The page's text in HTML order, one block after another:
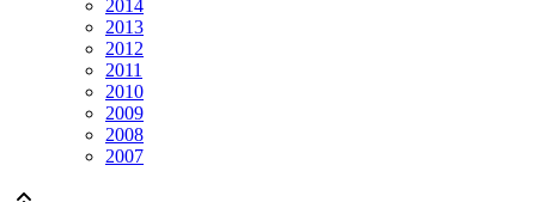
2014
2013
2012
2011
2010
2009
2008
2007